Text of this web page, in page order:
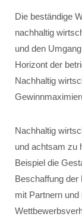
Die beständige
nachhaltig
und den
Horizont der
Nachhaltig
Nachhaltig
und achtsam zu
Beispiel die
Beschaffung der
mit Partnern